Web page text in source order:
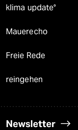
klima update°
Mauerecho
Freie Rede
reingehen
Newsletter